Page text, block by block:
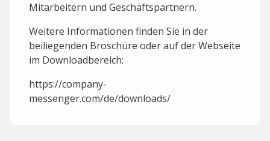
Mitarbeitern und Geschäftspartnern.
Weitere Informationen finden Sie in der
beiliegenden Broschüre oder auf der Webseite
im Downloadbereich:
https://company-
messenger.com/de/downloads/